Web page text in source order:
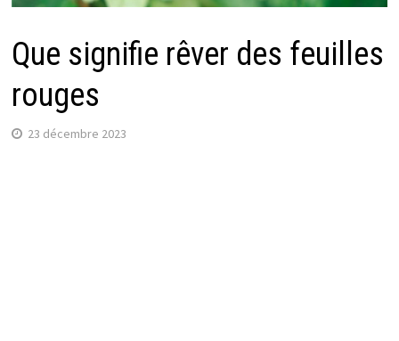
Que signifie rêver des feuilles
rouges
23 décembre 2023